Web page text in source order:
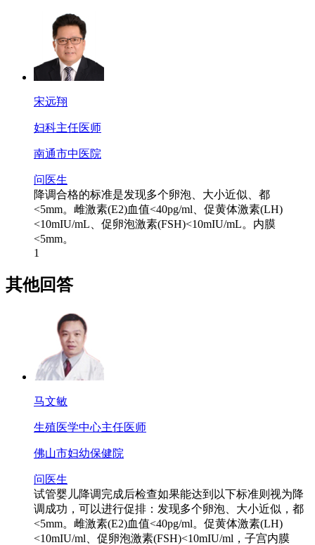
宋远翔
妇科主任医师
南通市中医院
问医生
降调合格的标准是发现多个卵泡、大小近似、都
<5mm。雌激素(E2)血值<40pg/ml、促黄体激素(LH)
<10mIU/mL、促卵泡激素(FSH)<10mIU/mL。内膜
<5mm。
1
其他回答
马文敏
生殖医学中心主任医师
佛山市妇幼保健院
问医生
试管婴儿降调完成后检查如果能达到以下标准则视为降
调成功，可以进行促排：发现多个卵泡、大小近似，都
<5mm。雌激素(E2)血值<40pg/ml。促黄体激素(LH)
<10mIU/ml、促卵泡激素(FSH)<10mIU/ml，子宫内膜